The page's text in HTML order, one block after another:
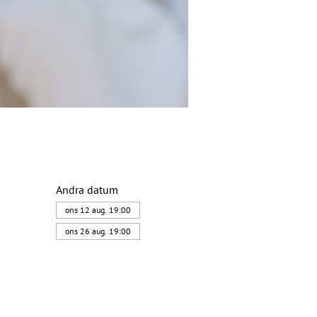
Andra datum
ons 12 aug. 19:00
ons 26 aug. 19:00